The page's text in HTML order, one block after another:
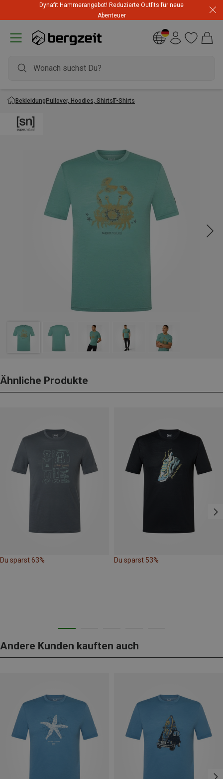
Dynafit Hammerangebot! Reduzierte Outfits für neue
Abenteuer
BekleidungPullover, Hoodies, ShirtsT-Shirts
Ähnliche Produkte
Du sparst 63% Du sparst 53%
Andere Kunden kauften auch